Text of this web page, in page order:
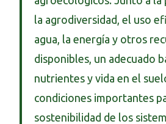
la agrodiversidad, el uso
agua, la energía y otros
disponibles, un adecuado
nutrientes y vida en el
condiciones importantes
sostenibilidad de los